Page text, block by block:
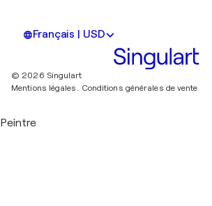
Français | USD
© 2026 Singulart
Mentions légales. Conditions générales de vente
Peintre